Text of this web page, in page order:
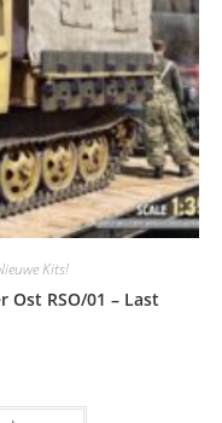
Kits!
Ost RSO/01 – Last